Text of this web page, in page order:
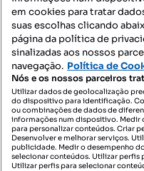
Contacte-nos
em cookies para tratar
suas escolhas clicando
página da política de
sinalizadas aos nossos
navegação. Política de
Nós e os nossos parceiros
Utilizar dados de geolocalização
do dispositivo para identificação.
ou combinações de dados de
informações num dispositivo. Medir
para personalizar conteúdos. Criar
Desenvolver e melhorar serviços.
publicidade. Medir o desempenho
selecionar conteúdos. Utilizar perfis
Utilizar perfis para selecionar